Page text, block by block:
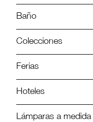
Baño
Colecciones
Ferias
Hoteles
Lámparas a medida